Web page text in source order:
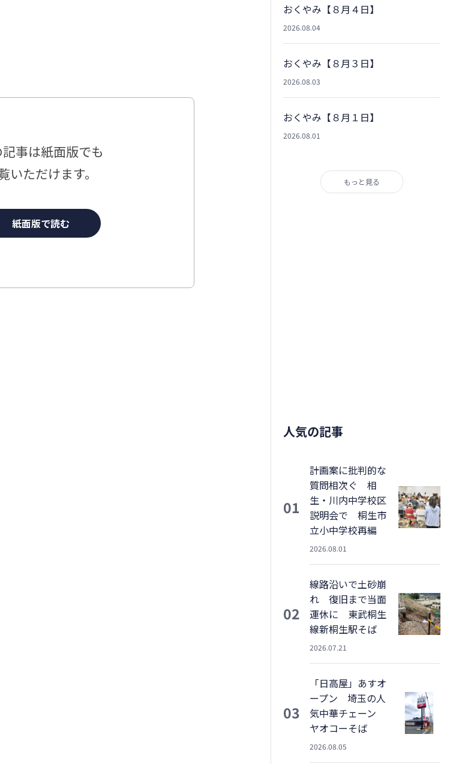
記事は紙面版でも
いただけます。
紙面版で読む
おくやみ【８月４日】
2026.08.04
おくやみ【８月３日】
2026.08.03
おくやみ【８月１日】
2026.08.01
もっと見る
人気の記事
01
計画案に批判的な
質問相次ぐ 相
生・川内中学校区
説明会で 桐生市
立小中学校再編
2026.08.01
02
線路沿いで土砂崩
れ 復旧まで当面
運休に 東武桐生
線新桐生駅そば
2026.07.21
03
「日高屋」あすオ
ープン 埼玉の人
気中華チェーン
ヤオコーそば
2026.08.05